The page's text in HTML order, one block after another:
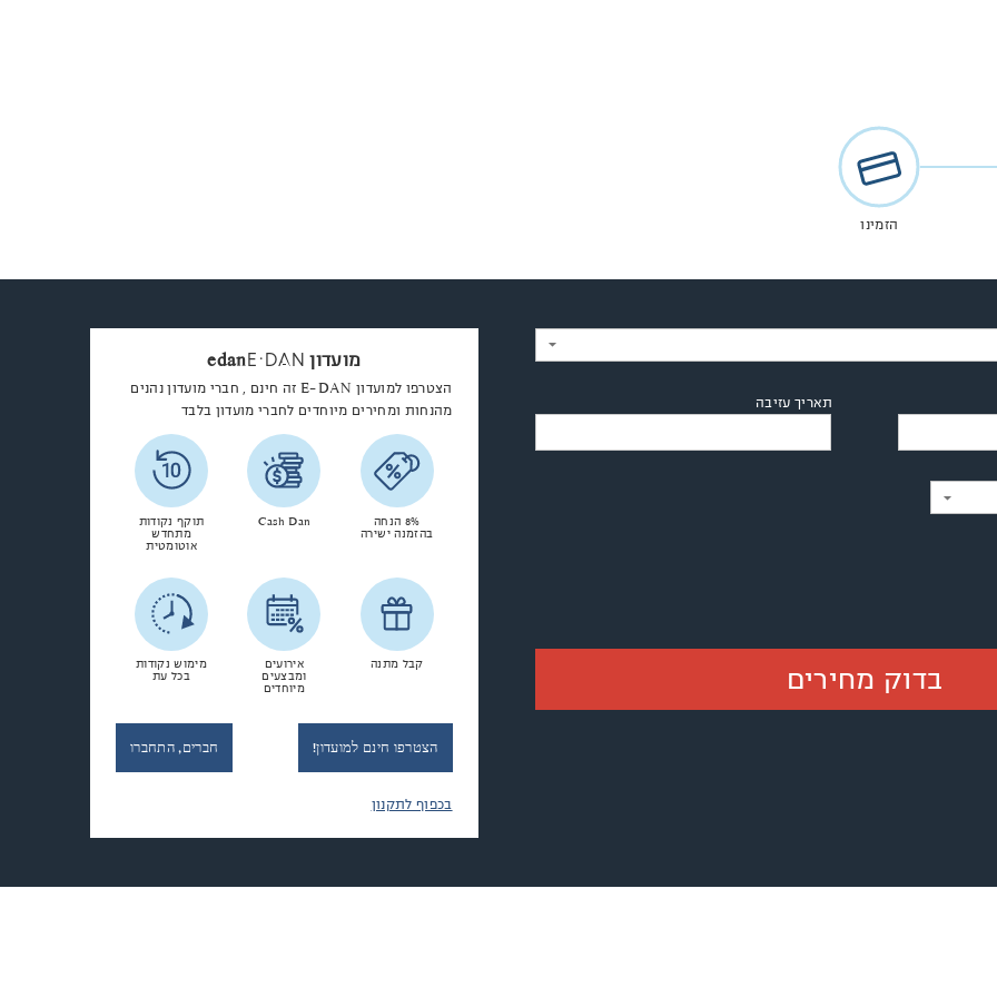
הזמינו
תאריך עזיבה
בדוק מחירים
מועדון E DAN
edan
הצטרפו למועדון E-DAN זה חינם , חברי מועדון נהנים
מהנחות ומחירים מיוחדים לחברי מועדון בלבד
8% הנחה
בהזמנה ישירה
Cash Dan
תוקף נקודות
מתחדש
אוטומטית
קבל מתנה
אירועים
ומבצעים
מיוחדים
מימוש נקודות
בכל עת
הצטרפו חינם למועדון! חברים, התחברו
בכפוף לתקנון